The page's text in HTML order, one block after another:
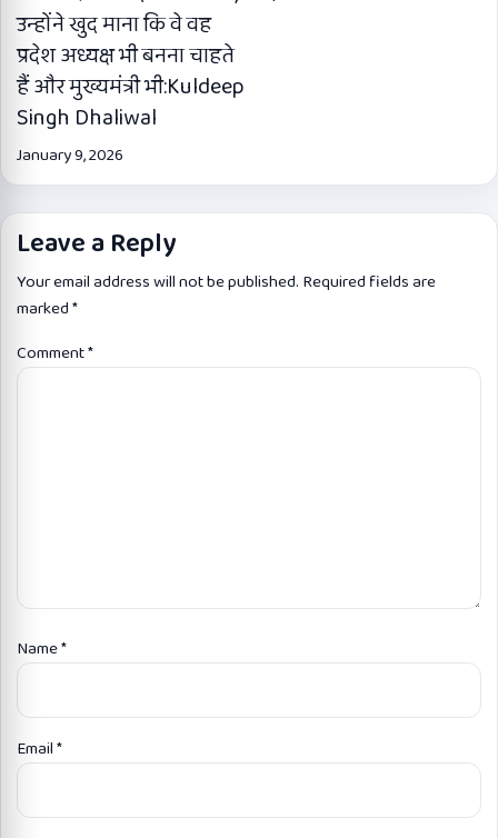
उन्होंने खुद माना कि वे वह
प्रदेश अध्यक्ष भी बनना चाहते
हैं और मुख्यमंत्री भी:Kuldeep
Singh Dhaliwal
January 9, 2026
Leave a Reply
Your email address will not be published. Required fields are
marked*
Comment*
Name*
Email*